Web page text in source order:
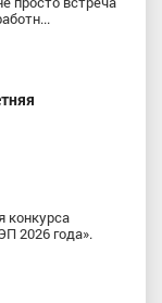
конкурса
2026 года».